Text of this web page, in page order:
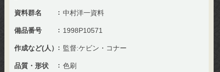
資料群名 中村洋一資料
備品番号 1998P10571
作成など(人） 監督:ケビン・コナー
品質・形状 色刷